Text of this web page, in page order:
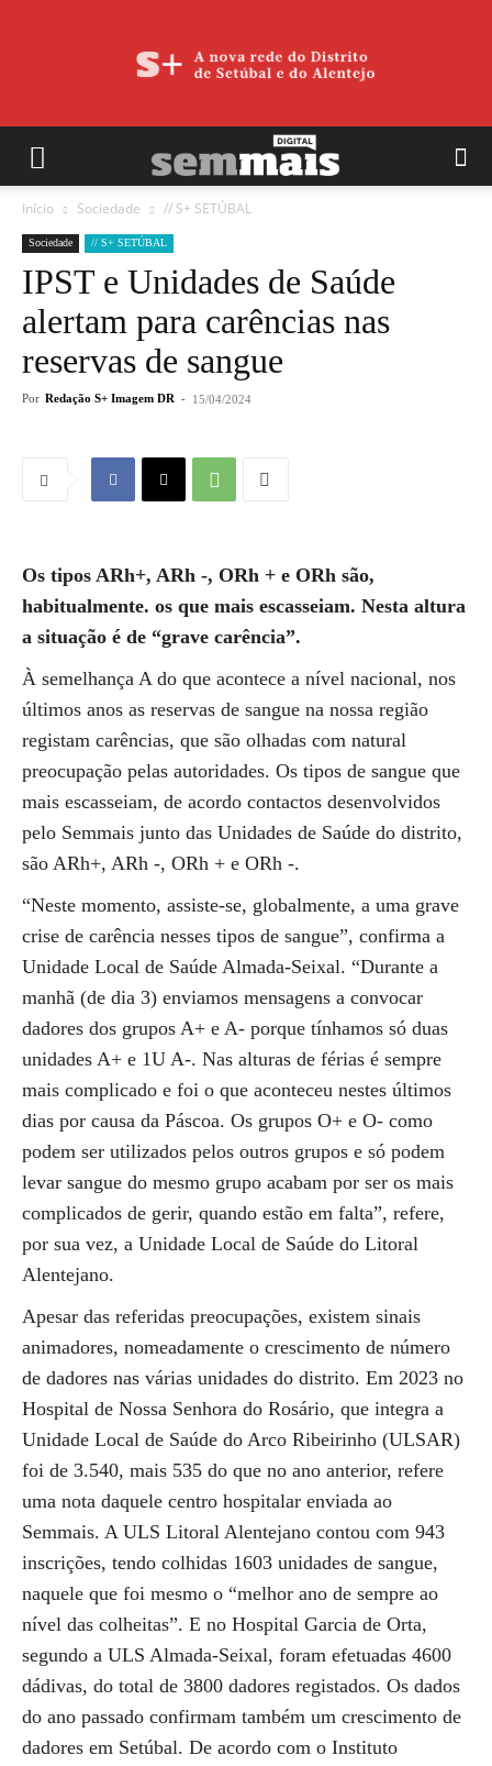
Início Sociedade // S+ SETÚBAL
Sociedade // S+ SETÚBAL
IPST e Unidades de Saúde
alertam para carências nas
reservas de sangue
Por Redação S+ Imagem DR - 15/04/2024
Os tipos ARh+, ARh -, ORh + e ORh são,
habitualmente. os que mais escasseiam. Nesta altura
a situação é de “grave carência”.
À semelhança A do que acontece a nível nacional, nos
últimos anos as reservas de sangue na nossa região
registam carências, que são olhadas com natural
preocupação pelas autoridades. Os tipos de sangue que
mais escasseiam, de acordo contactos desenvolvidos
pelo Semmais junto das Unidades de Saúde do distrito,
são ARh+, ARh -, ORh + e ORh -.
“Neste momento, assiste-se, globalmente, a uma grave
crise de carência nesses tipos de sangue”, confirma a
Unidade Local de Saúde Almada-Seixal. “Durante a
manhã (de dia 3) enviamos mensagens a convocar
dadores dos grupos A+ e A- porque tínhamos só duas
unidades A+ e 1U A-. Nas alturas de férias é sempre
mais complicado e foi o que aconteceu nestes últimos
dias por causa da Páscoa. Os grupos O+ e O- como
podem ser utilizados pelos outros grupos e só podem
levar sangue do mesmo grupo acabam por ser os mais
complicados de gerir, quando estão em falta”, refere,
por sua vez, a Unidade Local de Saúde do Litoral
Alentejano.
Apesar das referidas preocupações, existem sinais
animadores, nomeadamente o crescimento de número
de dadores nas várias unidades do distrito. Em 2023 no
Hospital de Nossa Senhora do Rosário, que integra a
Unidade Local de Saúde do Arco Ribeirinho (ULSAR)
foi de 3.540, mais 535 do que no ano anterior, refere
uma nota daquele centro hospitalar enviada ao
Semmais. A ULS Litoral Alentejano contou com 943
inscrições, tendo colhidas 1603 unidades de sangue,
naquele que foi mesmo o “melhor ano de sempre ao
nível das colheitas”. E no Hospital Garcia de Orta,
segundo a ULS Almada-Seixal, foram efetuadas 4600
dádivas, do total de 3800 dadores registados. Os dados
do ano passado confirmam também um crescimento de
dadores em Setúbal. De acordo com o Instituto